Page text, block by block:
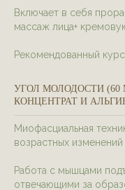
Включает в себя
массаж лица+
Рекомендованный
УГОЛ МОЛОДОСТИ
КОНЦЕНТРАТ И
Миофасциальная
возрастных
Работа с мышцами
отвечающими за